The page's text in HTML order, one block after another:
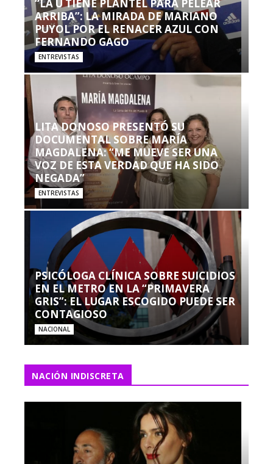
“LA U TIENE PLANTEL PARA PELEAR
ARRIBA”: LA MIRADA DE MARIANO
PUYOL POR EL RENACER AZUL CON
FERNANDO GAGO
ENTREVISTAS
LITA DONOSO PRESENTÓ SU
DOCUMENTAL SOBRE MARÍA
MAGDALENA: “ME MUEVE SER UNA
VOZ DE ESTA VERDAD QUE HA SIDO
NEGADA”
ENTREVISTAS
PSICÓLOGA CLÍNICA SOBRE SUICIDIOS
EN EL METRO EN LA “PRIMAVERA
GRIS”: EL LUGAR ESCOGIDO PUEDE SER
CONTAGIOSO
NACIONAL
NACIÓN INDISCRETA